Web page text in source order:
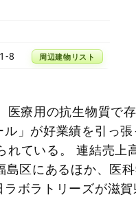
8 周辺建物リスト
医療用の抗生物質で
」が好業績を引っ
れている。 連結売上
区にあるほか、医
ボラトリーズが滋賀